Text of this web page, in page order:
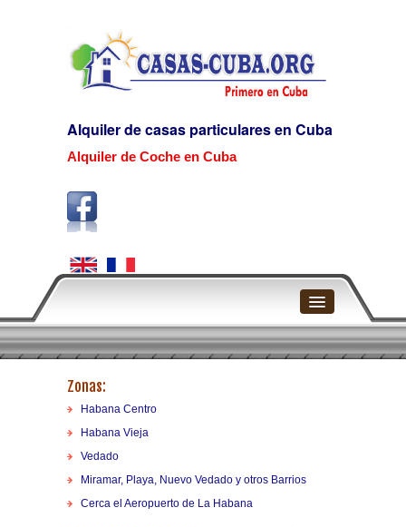
Alquiler de casas particulares en Cuba
Alquiler de Coche en Cuba
Home
Pinar del Río
Zonas:
Habana Centro
Habana Vieja
Vedado
Miramar, Playa, Nuevo Vedado y otros Barrios
Cerca el Aeropuerto de La Habana